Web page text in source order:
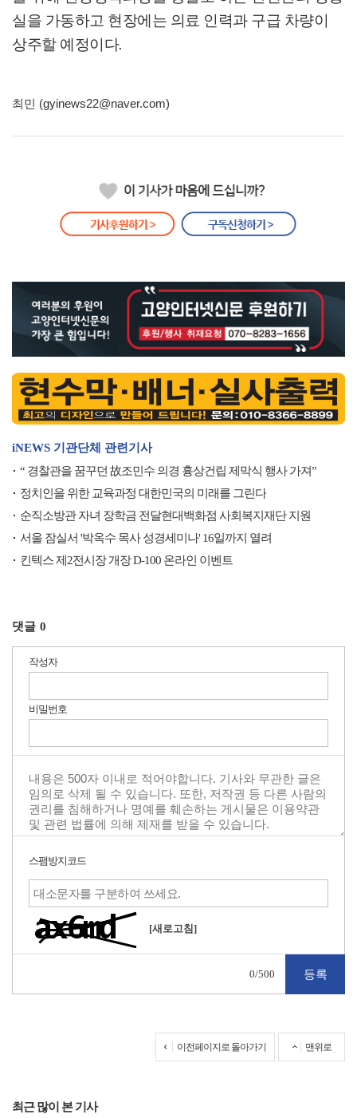
실을 가동하고 현장에는 의료 인력과 구급 차량이
상주할 예정이다.
최민 (gyinews22@naver.com)
iNEWS 기관단체 관련기사
“ 경찰관을 꿈꾸던 故조민수 의경 흉상건립 제막식 행사 가져”
정치인을 위한 교육과정 대한민국의 미래를 그린다
순직소방관 자녀 장학금 전달현대백화점 사회복지재단 지원
서울 잠실서 '박옥수 목사 성경세미나' 16일까지 열려
킨텍스 제2전시장 개장 D-100 온라인 이벤트
댓글 0
작성자
비밀번호
스팸방지코드
[새로고침]
0/500
이전페이지로 돌아가기 맨위로
최근 많이 본 기사